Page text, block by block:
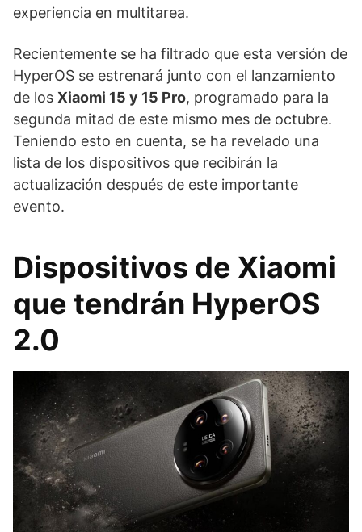
experiencia en multitarea.
Recientemente se ha filtrado que esta versión de
HyperOS se estrenará junto con el lanzamiento
de los Xiaomi 15 y 15 Pro, programado para la
segunda mitad de este mismo mes de octubre.
Teniendo esto en cuenta, se ha revelado una
lista de los dispositivos que recibirán la
actualización después de este importante
evento.
Dispositivos de Xiaomi
que tendrán HyperOS
2.0